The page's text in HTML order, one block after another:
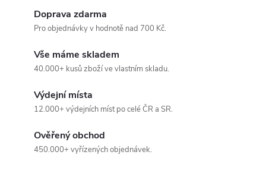
Doprava zdarma
Pro objednávky v hodnotě nad 700 Kč.
Vše máme skladem
40.000+ kusů zboží ve vlastním skladu.
Výdejní místa
12.000+ výdejních míst po celé ČR a SR.
Ověřený obchod
450.000+ vyřízených objednávek.